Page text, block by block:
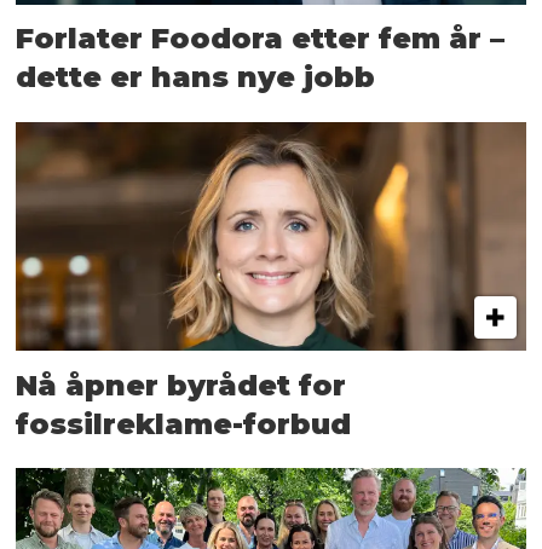
Forlater Foodora etter fem år –
dette er hans nye jobb
Nå åpner byrådet for
fossilreklame-forbud